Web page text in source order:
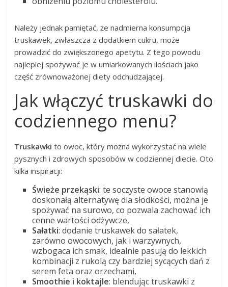
Należy jednak pamiętać, że nadmierna konsumpcja
truskawek, zwłaszcza z dodatkiem cukru, może
prowadzić do zwiększonego apetytu. Z tego powodu
najlepiej spożywać je w umiarkowanych ilościach jako
część zrównoważonej diety odchudzającej.
Jak włączyć truskawki do
codziennego menu?
Truskawki to owoc, który można wykorzystać na wiele
pysznych i zdrowych sposobów w codziennej diecie. Oto
kilka inspiracji:
Świeże przekąski: te soczyste owoce stanowią
doskonałą alternatywę dla słodkości, można je
spożywać na surowo, co pozwala zachować ich
cenne wartości odżywcze,
Sałatki: dodanie truskawek do sałatek,
zarówno owocowych, jak i warzywnych,
wzbogaca ich smak, idealnie pasują do lekkich
kombinacji z rukolą czy bardziej sycących dań z
serem feta oraz orzechami,
Smoothie i koktajle: blendując truskawki z